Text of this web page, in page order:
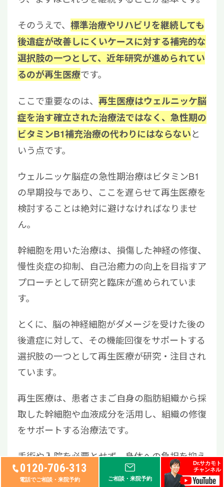
0120-706-313
電話でご相談・来院予約 ご相談・来院予約
Dr.サカモト
チャンネル
そのうえで、 標準治療やリハビリを継続しても
後遺症が改善しにくいケースに対する補完的な
選択肢の一つとして、近年研究が進められてい
るのが再生医療です。
ここで重要なのは、 再生医療はウェルニッケ脳
症を治す確立された治療法ではなく、急性期の
ビタミンB1補充治療の代わりにはならないと
いう点です。
ウェルニッケ脳症の急性期治療はビタミンB1
の早期投与であり、ここを遅らせて再生医療を
検討することは絶対に避けなければなりませ
ん。
幹細胞を用いた治療は、損傷した神経の修復、
慢性炎症の抑制、自己治癒力の向上を目指すア
プローチとして研究と臨床が進められていま
す。
とくに、脳の神経細胞がダメージを受けた後の
後遺症に対して、その機能回復をサポートする
選択肢の一つとして再生医療が研究・注目され
ています。
再生医療は、患者さまご自身の脂肪組織から採
取した幹細胞や血液成分を活用し、組織の修復
をサポートする治療法です。
手術や入院を必要とせず、身体への負担を抑え
られる点が特徴とされています。